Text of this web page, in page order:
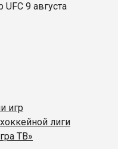
9 августа
игр
лиги
ТВ»